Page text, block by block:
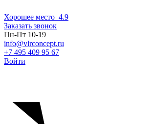
Хорошее место 4.9
Заказать звонок
Пн-Пт 10-19
info@vlrconcept.ru
+7 495 409 95 67
Войти